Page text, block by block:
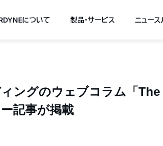
について 製品・サービス ニュース
ングのウェブコラム「
記事が掲載